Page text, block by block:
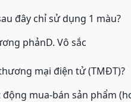
đây chỉ sử dụng 1 màu?
phảnD. Vô sắc
mại điện tử (TMĐT)?
mua-bán sản phẩm